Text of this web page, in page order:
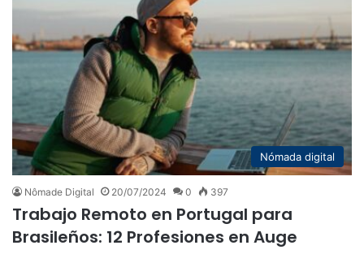
Nómada digital
Nômade Digital 20/07/2024 0 397
Trabajo Remoto en Portugal para
Brasileños: 12 Profesiones en Auge